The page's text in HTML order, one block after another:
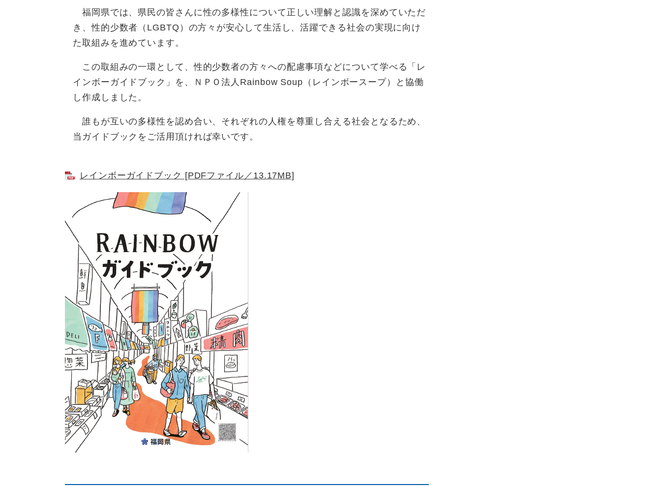
福岡県では、県民の皆さんに性の多様性について正しい理解と認識を深めていただ
き、性的少数者（LGBTQ）の方々が安心して生活し、活躍できる社会の実現に向け
た取組みを進めています。
この取組みの一環として、性的少数者の方々への配慮事項などについて学べる「レ
インボーガイドブック」を、ＮＰＯ法人Rainbow Soup（レインボースープ）と協働
し作成しました。
誰もが互いの多様性を認め合い、それぞれの人権を尊重し合える社会となるため、
当ガイドブックをご活用頂ければ幸いです。
レインボーガイドブック [PDFファイル／13.17MB]